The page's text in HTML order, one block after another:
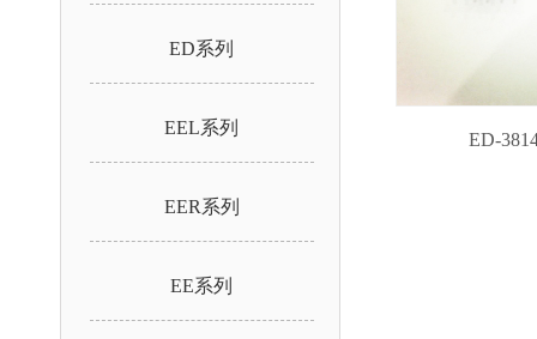
ED系列
EEL系列
EER系列
EE系列
ED-